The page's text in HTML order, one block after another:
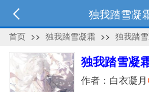
独我踏雪凝
首页 >> 独我踏雪凝霜 >> 独我踏
独我踏雪凝
作者： 白衣凝月